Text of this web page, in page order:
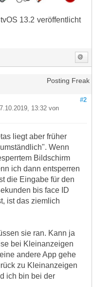
13.2 veröffentlicht
Posting Freak
#2
13:32 von
liegt aber früher
Wenn
Bildschirm
ich dann entsperren
die Eingabe für den
bis face ID
ist das ziemlich
sie ran. Kann ja
bei Kleinanzeigen
andere App gehe
zu Kleinanzeigen
ich bin bei der